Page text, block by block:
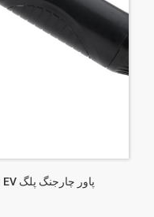
32 Amp Type1 الیکٹرک وہیکل EV پاور چارجنگ پلگ